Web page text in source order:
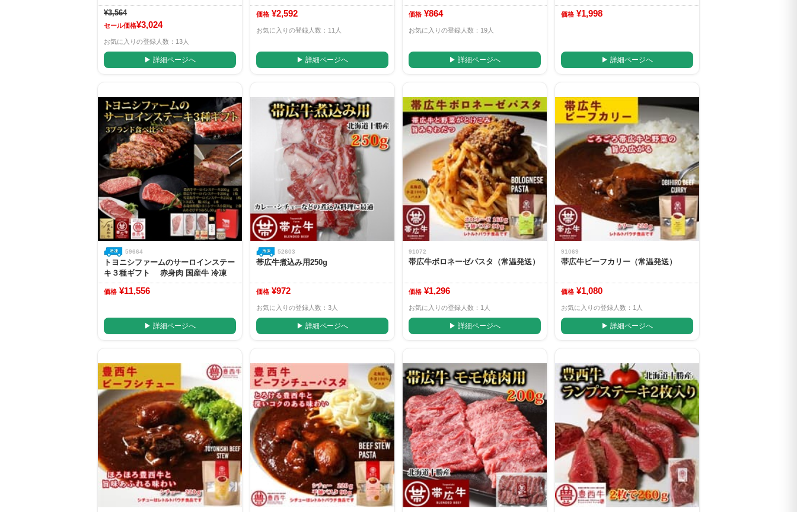
¥3,564
セール価格¥3,024
お気に入りの登録人数：13人
▶ 詳細ページへ
価格 ¥2,592
お気に入りの登録人数：11人
▶ 詳細ページへ
価格 ¥864
お気に入りの登録人数：19人
▶ 詳細ページへ
価格 ¥1,998
▶ 詳細ページへ
59664
トヨニシファームのサーロインステー
キ３種ギフト 赤身肉 国産牛 冷凍
価格 ¥11,556
▶ 詳細ページへ
52603
帯広牛煮込み用250g
価格 ¥972
お気に入りの登録人数：3人
▶ 詳細ページへ
91072
帯広牛ボロネーゼパスタ（常温発送）
価格 ¥1,296
お気に入りの登録人数：1人
▶ 詳細ページへ
91069
帯広牛ビーフカリー（常温発送）
価格 ¥1,080
お気に入りの登録人数：1人
▶ 詳細ページへ